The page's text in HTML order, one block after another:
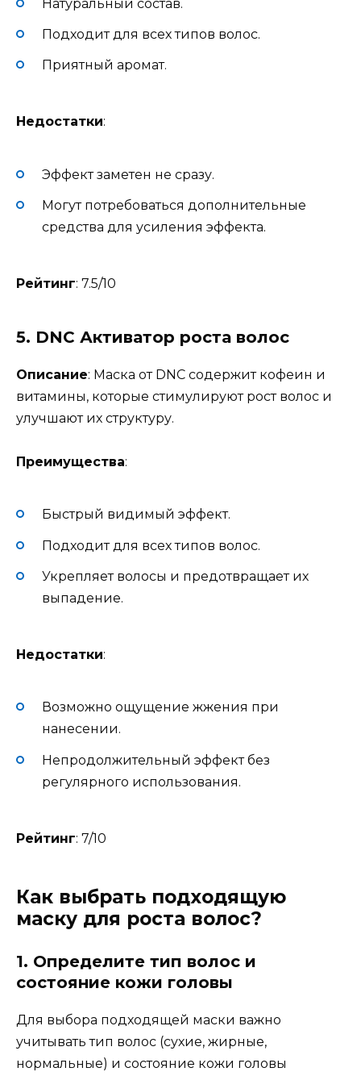
Натуральный состав.
Подходит для всех типов волос.
Приятный аромат.
Недостатки:
Эффект заметен не сразу.
Могут потребоваться дополнительные
средства для усиления эффекта.
Рейтинг: 7.5/10
5. DNC Активатор роста волос
Описание: Маска от DNC содержит кофеин и
витамины, которые стимулируют рост волос и
улучшают их структуру.
Преимущества:
Быстрый видимый эффект.
Подходит для всех типов волос.
Укрепляет волосы и предотвращает их
выпадение.
Недостатки:
Возможно ощущение жжения при
нанесении.
Непродолжительный эффект без
регулярного использования.
Рейтинг: 7/10
Как выбрать подходящую
маску для роста волос?
1. Определите тип волос и
состояние кожи головы
Для выбора подходящей маски важно
учитывать тип волос (сухие, жирные,
нормальные) и состояние кожи головы